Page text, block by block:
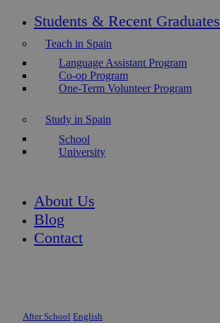
Students & Recent Graduates
Teach in Spain
Language Assistant Program
Co-op Program
One-Term Volunteer Program
Study in Spain
School
University
About Us
Blog
Contact
After School English